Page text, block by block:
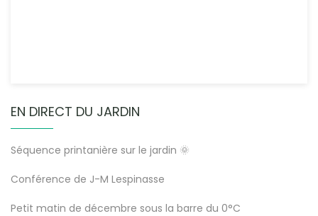
EN DIRECT DU JARDIN
Séquence printanière sur le jardin 🌞
Conférence de J-M Lespinasse
Petit matin de décembre sous la barre du 0°C